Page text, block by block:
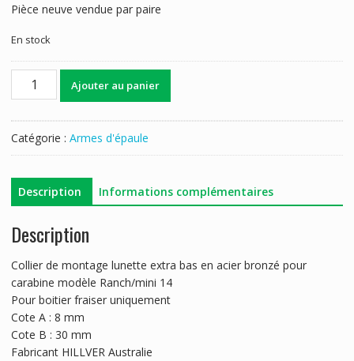
Pièce neuve vendue par paire
En stock
quantité
BAS
HILLVER
RUGER
MINI14
Ajouter au panier
Catégorie : Armes d'épaule
Description Informations complémentaires
Description
Collier de montage lunette extra bas en acier bronzé pour
carabine modèle Ranch/mini 14
Pour boitier fraiser uniquement
Cote A : 8 mm
Cote B : 30 mm
Fabricant HILLVER Australie